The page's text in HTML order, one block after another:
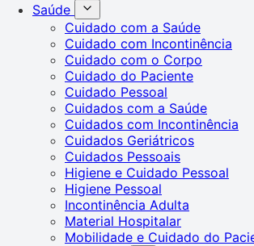
Saúde
Cuidado com a Saúde
Cuidado com Incontinência
Cuidado com o Corpo
Cuidado do Paciente
Cuidado Pessoal
Cuidados com a Saúde
Cuidados com Incontinência
Cuidados Geriátricos
Cuidados Pessoais
Higiene e Cuidado Pessoal
Higiene Pessoal
Incontinência Adulta
Material Hospitalar
Mobilidade e Cuidado do